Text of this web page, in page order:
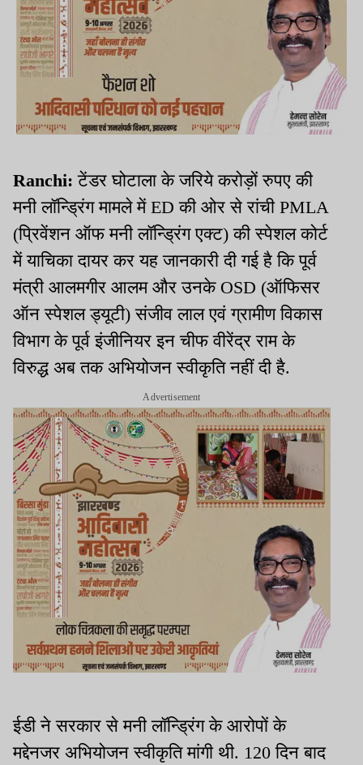
Ranchi: टेंडर घोटाला के जरिये करोड़ों रुपए की
मनी लॉन्ड्रिंग मामले में ED की ओर से रांची PMLA
(प्रिवेंशन ऑफ मनी लॉन्ड्रिंग एक्ट) की स्पेशल कोर्ट
में याचिका दायर कर यह जानकारी दी गई है कि पूर्व
मंत्री आलमगीर आलम और उनके OSD (ऑफिसर
ऑन स्पेशल ड्यूटी) संजीव लाल एवं ग्रामीण विकास
विभाग के पूर्व इंजीनियर इन चीफ वीरेंद्र राम के
विरुद्ध अब तक अभियोजन स्वीकृति नहीं दी है.
Advertisement
ईडी ने सरकार से मनी लॉन्ड्रिंग के आरोपों के
मद्देनजर अभियोजन स्वीकृति मांगी थी. 120 दिन बाद